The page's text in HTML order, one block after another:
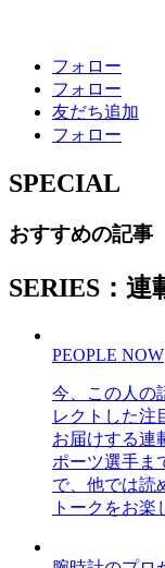
フォロー
フォロー
友だち追加
フォロー
SPECIAL
おすすめの記事
SERIES：連
PEOPLE NOW
今、この人の
レクトした注
お届けする連
ポーツ選手ま
で、他では読
トークをお楽